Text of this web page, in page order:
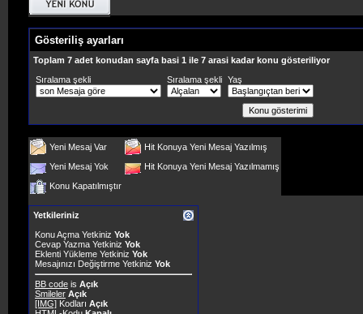
Gösteriliş ayarları
Toplam 7 adet konudan sayfa basi 1 ile 7 arasi kadar konu gösteriliyor
Sıralama şekli
Sıralama şekli Yaş
Yeni Mesaj Var
Hit Konuya Yeni Mesaj Yazılmış
Yeni Mesaj Yok
Hit Konuya Yeni Mesaj Yazılmamış
Konu Kapatılmıştır
Yetkileriniz
Konu Açma Yetkiniz Yok
Cevap Yazma Yetkiniz Yok
Eklenti Yükleme Yetkiniz Yok
Mesajınızı Değiştirme Yetkiniz Yok
BB code is Açık
Smileler Açık
[IMG] Kodları Açık